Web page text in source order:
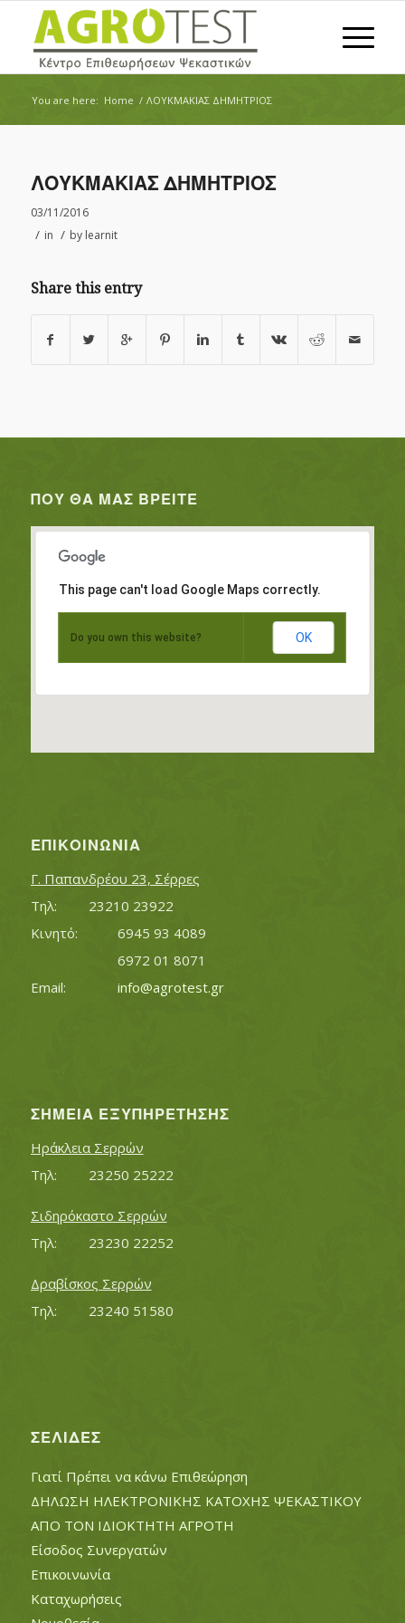
You are here: Home / ΛΟΥΚΜΑΚΙΑΣ ΔΗΜΗΤΡΙΟΣ
ΛΟΥΚΜΑΚΙΑΣ ΔΗΜΗΤΡΙΟΣ
03/11/2016
/ in / by learnit
Share this entry
ΠΟΥ ΘΑ ΜΑΣ ΒΡΕΊΤΕ
This page can't load Google Maps correctly.
Do you own this website? OK
ΕΠΙΚΟΙΝΩΝΊΑ
Γ. Παπανδρέου 23, Σέρρες
Τηλ:		23210 23922
Κινητό:		6945 93 4089
			6972 01 8071
info@agrotest.gr
ΣΗΜΕΊΑ ΕΞΥΠΗΡΈΤΗΣΗΣ
Ηράκλεια Σερρών
Τηλ:		23250 25222
Σιδηρόκαστο Σερρών
Τηλ:		23230 22252
Δραβίσκος Σερρών
Τηλ:		23240 51580
ΣΕΛΊΔΕΣ
Γιατί Πρέπει να κάνω Επιθεώρηση
ΔΗΛΩΣΗ ΗΛΕΚΤΡΟΝΙΚΗΣ ΚΑΤΟΧΗΣ ΨΕΚΑΣΤΙΚΟΥ
ΑΠΟ ΤΟΝ ΙΔΙΟΚΤΗΤΗ ΑΓΡΟΤΗ
Είσοδος Συνεργατών
Επικοινωνία
Καταχωρήσεις